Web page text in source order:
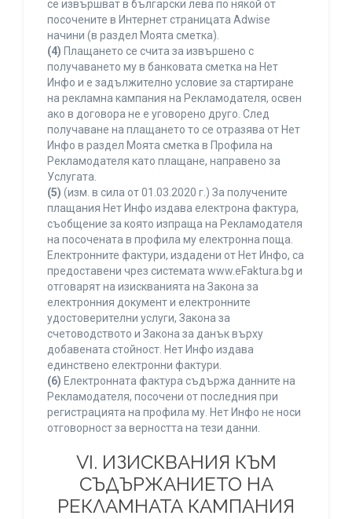
се извършват в български лева по някой от
посочените в Интернет страницата Adwise
начини (в раздел Моята сметка).
(4) Плащането се счита за извършено с
получаването му в банковата сметка на Нет
Инфо и е задължително условие за стартиране
на рекламна кампания на Рекламодателя, освен
ако в договора не е уговорено друго. След
получаване на плащането то се отразява от Нет
Инфо в раздел Моята сметка в Профила на
Рекламодателя като плащане, направено за
Услугата.
(5) (изм. в сила от 01.03.2020 г.) За получените
плащания Нет Инфо издава електрона фактура,
съобщение за която изпраща на Рекламодателя
на посочената в профила му електронна поща.
Електронните фактури, издадени от Нет Инфо, са
предоставени чрез системата www.eFaktura.bg и
отговарят на изискванията на Закона за
електронния документ и електронните
удостоверителни услуги, Закона за
счетоводството и Закона за данък върху
добавената стойност. Нет Инфо издава
единствено електронни фактури.
(6) Електронната фактура съдържа данните на
Рекламодателя, посочени от последния при
регистрацията на профила му. Нет Инфо не носи
отговорност за верността на тези данни.
VI. ИЗИСКВАНИЯ КЪМ
СЪДЪРЖАНИЕТО НА
РЕКЛАМНАТА КАМПАНИЯ